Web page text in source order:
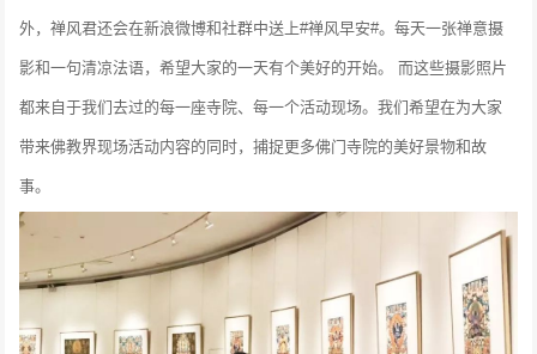
外，禅风君还会在新浪微博和社群中送上#禅风早安#。每天一张禅意摄
影和一句清凉法语，希望大家的一天有个美好的开始。 而这些摄影照片
都来自于我们去过的每一座寺院、每一个活动现场。我们希望在为大家
带来佛教界现场活动内容的同时，捕捉更多佛门寺院的美好景物和故
事。